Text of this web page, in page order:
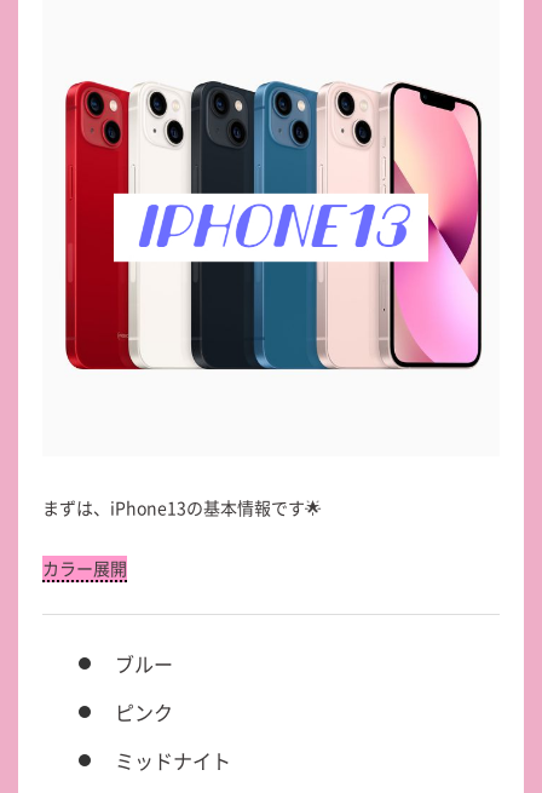
まずは、iPhone13の基本情報です🌟
カラー展開
ブルー
ピンク
ミッドナイト